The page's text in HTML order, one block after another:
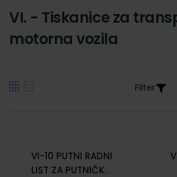
VI. - Tiskanice za
motorna vozila
Filter
VI-10 PUTNI RADNI
LIST ZA PUTNIČKO